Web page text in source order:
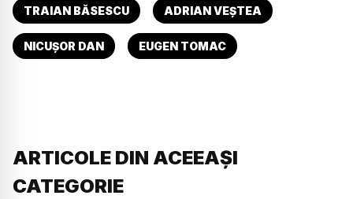
TRAIAN BĂSESCU ADRIAN VEȘTEA
NICUȘOR DAN EUGEN TOMAC
ARTICOLE DIN ACEEAȘI
CATEGORIE